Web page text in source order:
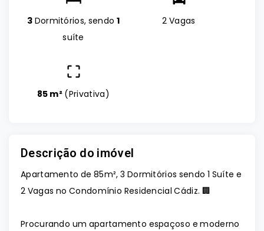
3 Dormitórios, sendo 1
suíte
2 Vagas
85 m² (Privativa)
Descrição do imóvel
Apartamento de 85m², 3 Dormitórios sendo 1 Suíte e
2 Vagas no Condomínio Residencial Cádiz. 🏢
Procurando um apartamento espaçoso e moderno